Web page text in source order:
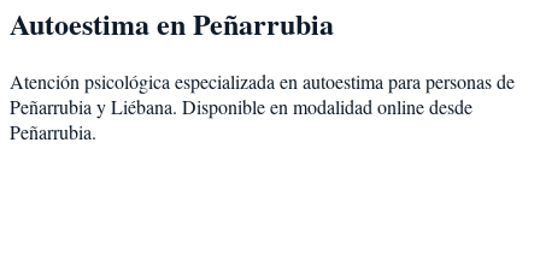
AutoestimaenPeñarrubia
Atención psicológica especializada en autoestima para personas de
Peñarrubia yLiébana. Disponible en modalidad online desde
Peñarrubia.